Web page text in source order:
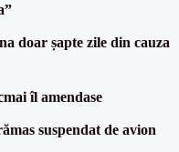
doar șapte zile din cauza
îl amendase
suspendat de avion